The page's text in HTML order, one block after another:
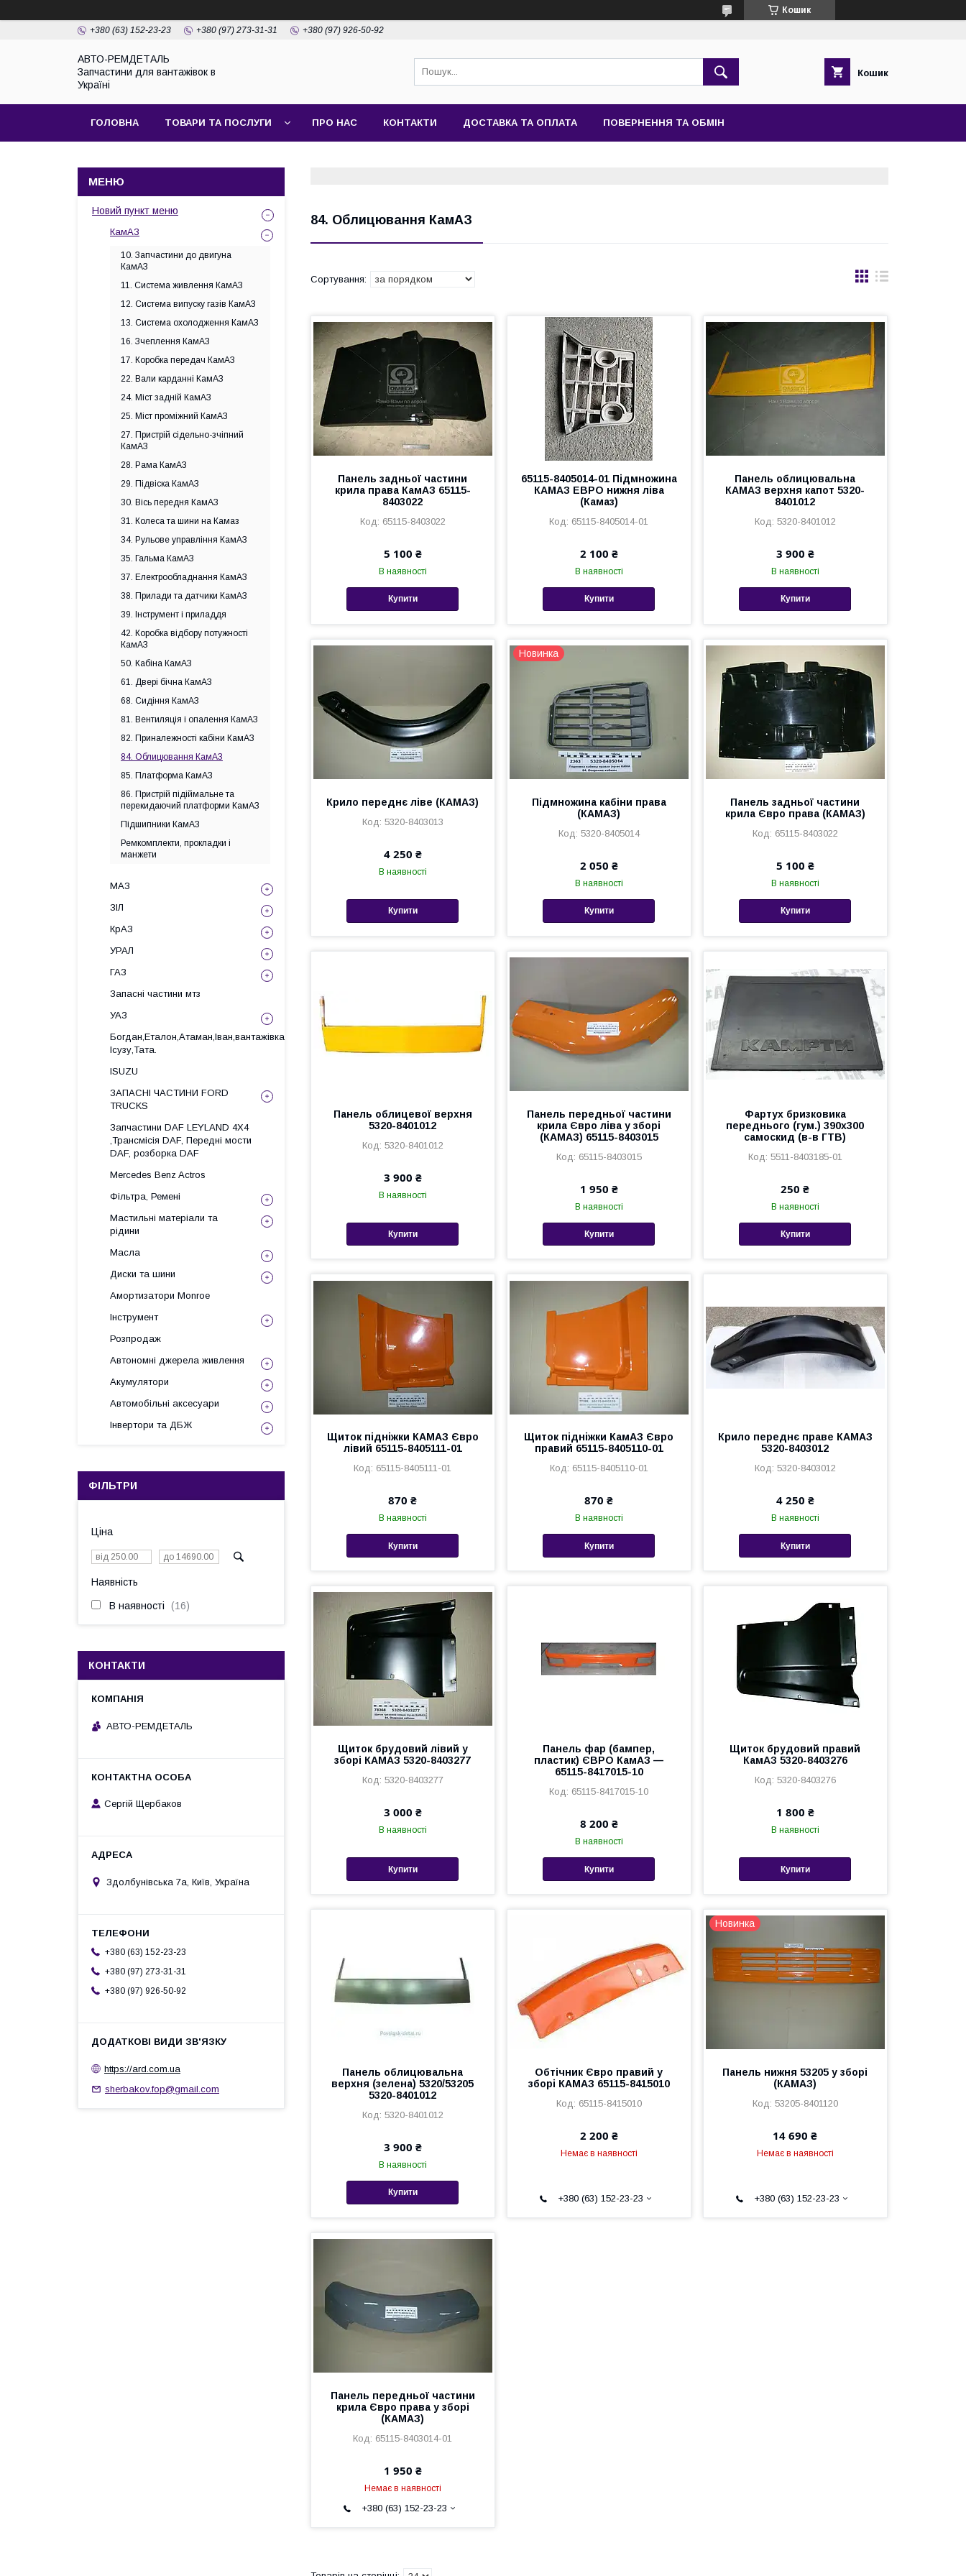
Кошик
+380 (63) 152-23-23 +380 (97) 273-31-31 +380 (97) 926-50-92
АВТО-РЕМДЕТАЛЬ
Запчастини для вантажівок в
Україні
Кошик
ГОЛОВНА ТОВАРИ ТА ПОСЛУГИ ПРО НАС КОНТАКТИ ДОСТАВКА ТА ОПЛАТА ПОВЕРНЕННЯ ТА ОБМІН
84. Облицювання КамАЗ
Панель задньої частини
крила права КамАЗ 65115-
8403022
65115-8403022
5 100 ₴
В наявності
Купити
65115-8405014-01 Підмножина
КАМАЗ EВРО нижня ліва
(Камаз)
65115-8405014-01
2 100 ₴
В наявності
Купити
Панель облицювальна
КАМАЗ верхня капот 5320-
8401012
5320-8401012
3 900 ₴
В наявності
Купити
Крило переднє ліве (КАМАЗ)
5320-8403013
4 250 ₴
В наявності
Купити
Новинка
Підмножина кабіни права
(КАМАЗ)
5320-8405014
2 050 ₴
В наявності
Купити
Панель задньої частини
крила Євро права (КАМАЗ)
65115-8403022
5 100 ₴
В наявності
Купити
Панель облицевої верхня
5320-8401012
5320-8401012
3 900 ₴
В наявності
Купити
Панель передньої частини
крила Євро ліва у зборі
(КАМАЗ) 65115-8403015
65115-8403015
1 950 ₴
В наявності
Купити
Фартух бризковика
переднього (гум.) 390х300
самоскид (в-в ГТВ)
5511-8403185-01
250 ₴
В наявності
Купити
Щиток підніжки КАМАЗ Євро
лівий 65115-8405111-01
65115-8405111-01
870 ₴
В наявності
Купити
Щиток підніжки КамАЗ Євро
правий 65115-8405110-01
65115-8405110-01
870 ₴
В наявності
Купити
Крило переднє праве КАМАЗ
5320-8403012
5320-8403012
4 250 ₴
В наявності
Купити
Щиток брудовий лівий у
зборі КАМАЗ 5320-8403277
5320-8403277
3 000 ₴
В наявності
Купити
Панель фар (бампер,
пластик) ЄВРО КамАЗ —
65115-8417015-10
65115-8417015-10
8 200 ₴
В наявності
Купити
Щиток брудовий правий
КамАЗ 5320-8403276
5320-8403276
1 800 ₴
В наявності
Купити
Панель облицювальна
верхня (зелена) 5320/53205
5320-8401012
5320-8401012
3 900 ₴
В наявності
Купити
Обтічник Євро правий у
зборі КАМАЗ 65115-8415010
65115-8415010
2 200 ₴
Немає в наявності
+380 (63) 152-23-23
Новинка
Панель нижня 53205 у зборі
(КАМАЗ)
53205-8401120
14 690 ₴
Немає в наявності
+380 (63) 152-23-23
Панель передньої частини
крила Євро права у зборі
(КАМАЗ)
65115-8403014-01
1 950 ₴
Немає в наявності
+380 (63) 152-23-23
Новий пункт меню
КамАЗ
10. Запчастини до двигуна
КамАЗ
11. Система живлення КамАЗ
12. Система випуску газів КамАЗ
13. Система охолодження КамАЗ
16. Зчеплення КамАЗ
17. Коробка передач КамАЗ
22. Вали карданні КамАЗ
24. Міст задній КамАЗ
25. Міст проміжний КамАЗ
27. Пристрій сідельно-зчіпний
КамАЗ
28. Рама КамАЗ
29. Підвіска КамАЗ
30. Вісь передня КамАЗ
31. Колеса та шини на Камаз
34. Рульове управління КамАЗ
35. Гальма КамАЗ
37. Електрообладнання КамАЗ
38. Прилади та датчики КамАЗ
39. Інструмент і приладдя
42. Коробка відбору потужності
КамАЗ
50. Кабіна КамАЗ
61. Двері бічна КамАЗ
68. Сидіння КамАЗ
81. Вентиляція і опалення КамАЗ
82. Приналежності кабіни КамАЗ
84. Облицювання КамАЗ
85. Платформа КамАЗ
86. Пристрій підіймальне та
перекидаючий платформи КамАЗ
Підшипники КамАЗ
Ремкомплекти, прокладки і
манжети
МАЗ
ЗІЛ
КрАЗ
УРАЛ
ГАЗ
Запасні частини мтз
УАЗ
Богдан,Еталон,Атаман,Іван,вантажівка
Ісузу,Тата.
ISUZU
ЗАПАСНІ ЧАСТИНИ FORD
TRUCKS
Запчастини DAF LEYLAND 4X4
,Трансмісія DAF, Передні мости
DAF, розборка DAF
Mercedes Benz Actros
Фільтра, Ремені
Мастильні матеріали та
рідини
Масла
Диски та шини
Амортизатори Monroe
Інструмент
Розпродаж
Автономні джерела живлення
Акумулятори
Автомобільні аксесуари
Інвертори та ДБЖ
ФІЛЬТРИ
Ціна
Наявність
В наявності 16
КОНТАКТИ
АВТО-РЕМДЕТАЛЬ
Сергій Щербаков
Здолбунівська 7а, Київ, Україна
+380 (63) 152-23-23
+380 (97) 273-31-31
+380 (97) 926-50-92
https://ard.com.ua
sherbakov.fop@gmail.com